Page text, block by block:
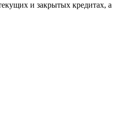
и закрытых кредитах, а